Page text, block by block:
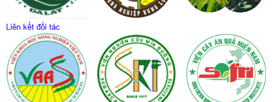
Liên kết đối tác